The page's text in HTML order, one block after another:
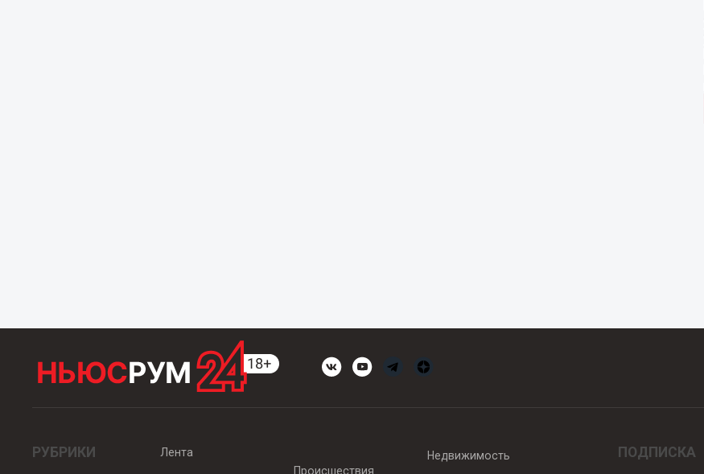
РУБРИКИ
Лента
Происшествия
Недвижимость ПОДПИСКА